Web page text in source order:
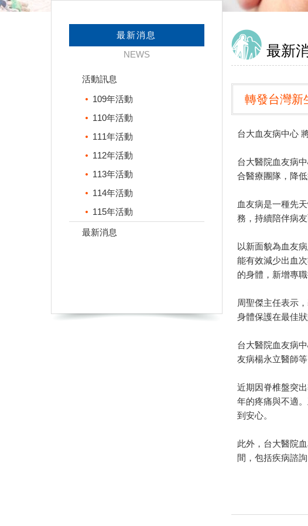
最新消息
NEWS
活動訊息
109年活動
110年活動
111年活動
112年活動
113年活動
114年活動
115年活動
最新消息
最新
轉發台灣新
台大血友病中心
台大醫院血友病
合醫療團隊，降
血友病是一種先
務，持續陪伴病
以新面貌為血友
能有效減少出血
的身體，新增專
周聖傑主任表示
身體保護在最佳
台大醫院血友病
友病楊永立醫師
近期因脊椎盤突
年的疼痛與不適
到安心。
此外，台大醫院
間，包括疾病諮